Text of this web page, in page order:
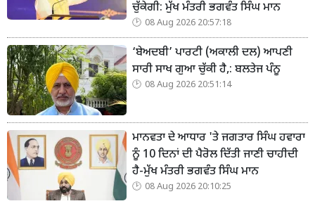
ਚੁੱਕੇਗੀ: ਮੁੱਖ ਮੰਤਰੀ ਭਗਵੰਤ ਸਿੰਘ ਮਾਨ
08 Aug 2026 20:57:18
‘ਬੇਅਦਬੀ’ ਪਾਰਟੀ (ਅਕਾਲੀ ਦਲ) ਆਪਣੀ
ਸਾਰੀ ਸਾਖ ਗੁਆ ਚੁੱਕੀ ਹੈ,: ਬਲਤੇਜ ਪੰਨੂ
08 Aug 2026 20:51:14
ਮਾਨਵਤਾ ਦੇ ਆਧਾਰ 'ਤੇ ਜਗਤਾਰ ਸਿੰਘ ਹਵਾਰਾ
ਨੂੰ 10 ਦਿਨਾਂ ਦੀ ਪੈਰੋਲ ਦਿੱਤੀ ਜਾਣੀ ਚਾਹੀਦੀ
ਹੈ-ਮੁੱਖ ਮੰਤਰੀ ਭਗਵੰਤ ਸਿੰਘ ਮਾਨ
08 Aug 2026 20:10:25